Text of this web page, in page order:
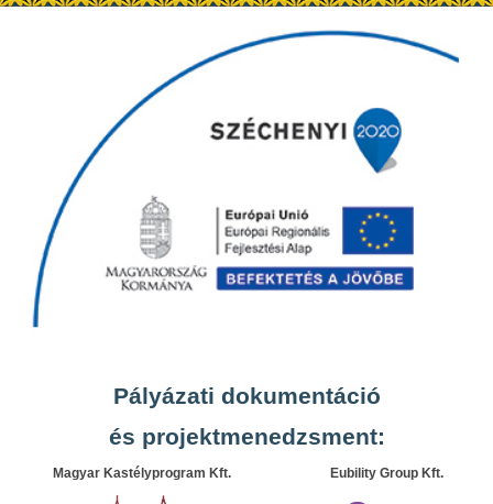
Pályázati dokumentáció
és projektmenedzsment:
Magyar Kastélyprogram Kft. Eubility Group Kft.